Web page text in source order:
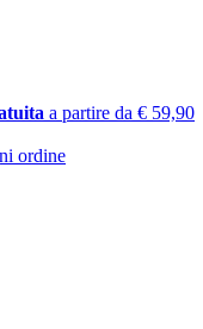
a partire da € 59,90
ordine